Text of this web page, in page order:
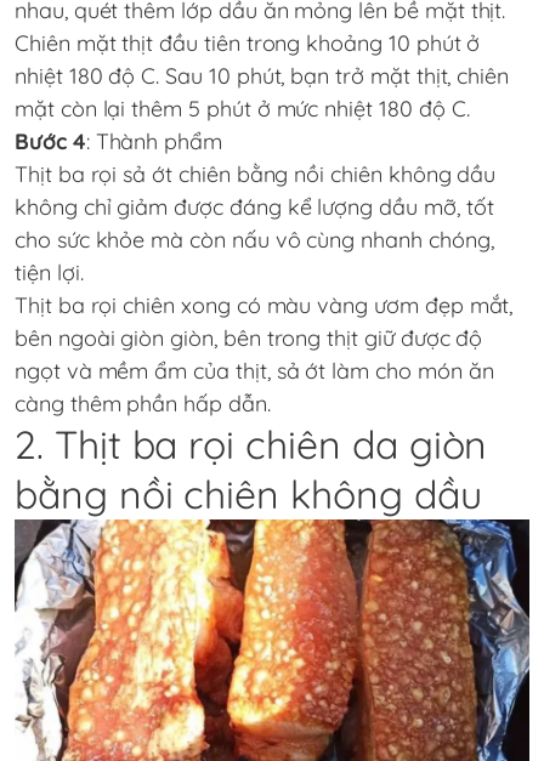
nhau, quét thêm lớp dầu ăn mỏng lên bề mặt thịt.
Chiên mặt thịt đầu tiên trong khoảng 10 phút ở
nhiệt 180 độ C. Sau 10 phút, bạn trở mặt thịt, chiên
mặt còn lại thêm 5 phút ở mức nhiệt 180 độ C.
Bước 4: Thành phẩm
Thịt ba rọi sả ớt chiên bằng nồi chiên không dầu
không chỉ giảm được đáng kể lượng dầu mỡ, tốt
cho sức khỏe mà còn nấu vô cùng nhanh chóng,
tiện lợi.
Thịt ba rọi chiên xong có màu vàng ươm đẹp mắt,
bên ngoài giòn giòn, bên trong thịt giữ được độ
ngọt và mềm ẩm của thịt, sả ớt làm cho món ăn
càng thêm phần hấp dẫn.
2. Thịt ba rọi chiên da giòn
bằng nồi chiên không dầu